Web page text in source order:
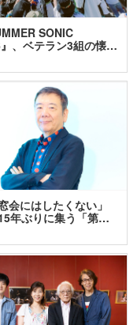
SONIC
、ベテラン3組の懐…
会にはしたくない」
年ぶりに集う「第…